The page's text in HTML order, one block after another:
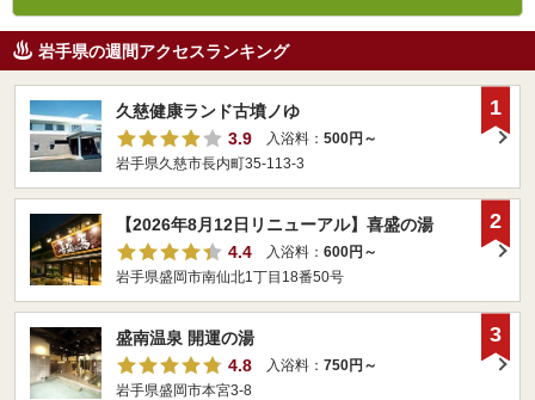
岩手県の週間アクセスランキング
久慈健康ランド古墳ノゆ
3.9
入浴料： 500円～
岩手県久慈市長内町35-113-3
1
【2026年8月12日リニューアル】喜盛の湯
4.4
入浴料： 600円～
岩手県盛岡市南仙北1丁目18番50号
2
盛南温泉 開運の湯
4.8
入浴料： 750円～
岩手県盛岡市本宮3-8
3